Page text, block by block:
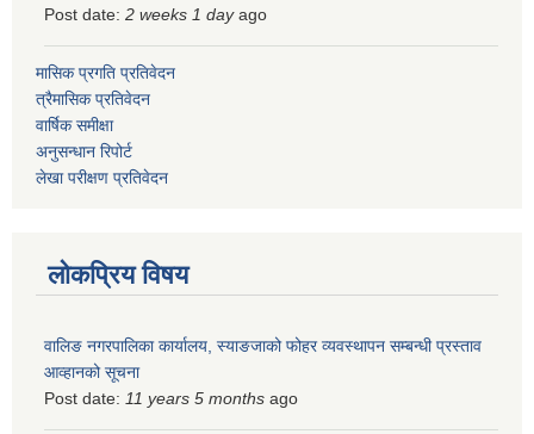
Post date: 2 weeks 1 dayago
मासिक प्रगति प्रतिवेदन
त्रैमासिक प्रतिवेदन
वार्षिक समीक्षा
अनुसन्धान रिपोर्ट
लेखा परीक्षण प्रतिवेदन
लोकप्रिय विषय
वालिङ नगरपालिका कार्यालय, स्याङजाको फोहर व्यवस्थापन सम्बन्धी प्रस्ताव
आव्हानको सूचना
Post date: 11 years 5 months ago